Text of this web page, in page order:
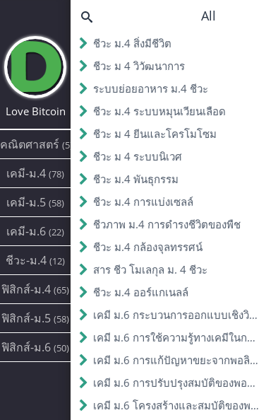
Love Bitcoin
คณิตศาสตร์ (5)
เคมี-ม.4 (78)
เคมี-ม.5 (58)
เคมี-ม.6 (22)
ชีวะ-ม.4 (12)
ฟิสิกส์-ม.4 (65)
ฟิสิกส์-ม.5 (58)
ฟิสิกส์-ม.6 (50)
All
ชีวะ ม.4 สิ่งมีชีวิต
ชีวะ ม 4 วิวัฒนาการ
ระบบย่อยอาหาร ม.4 ชีวะ
ชีวะ ม.4 ระบบหมุนเวียนเลือด
ชีวะ ม 4 ยีนและโครโมโซม
ชีวะ ม 4 ระบบนิเวศ
ชีวะ ม.4 พันธุกรรม
ชีวะ ม.4 การแบ่งเซลล์
ชีวภาพ ม.4 การดํารงชีวิตของพืช
ชีวะ ม.4 กล้องจุลทรรศน์
สาร ชีว โมเลกุล ม. 4 ชีวะ
ชีวะ ม.4 ออร์แกเนลล์
เคมี ม.6 กระบวนการออกแบบเชิงวิศวกรรม
เคมี ม.6 การใช้ความรู้ทางเคมีในการแก้ปัญหา
เคมี ม.6 การแก้ปัญหาขยะจากพอลิเมอร์
เคมี ม.6 การปรับปรุงสมบัติของพอลิเมอร์
เคมี ม.6 โครงสร้างและสมบัติของพอลิเมอร์